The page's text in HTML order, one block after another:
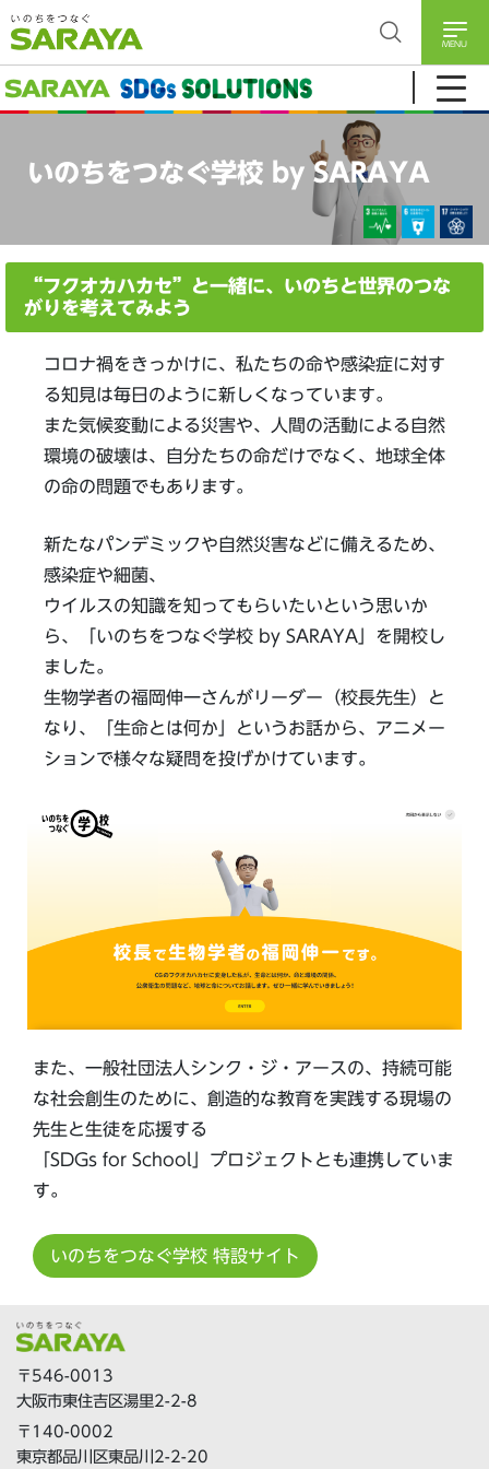
MENU
いのちをつなぐ学校 by SARAYA
“フクオカハカセ”と一緒に、いのちと世界のつな
がりを考えてみよう
コロナ禍をきっかけに、私たちの命や感染症に対す
る知見は毎日のように新しくなっています。
また気候変動による災害や、人間の活動による自然
環境の破壊は、自分たちの命だけでなく、地球全体
の命の問題でもあります。
新たなパンデミックや自然災害などに備えるため、
感染症や細菌、
ウイルスの知識を知ってもらいたいという思いか
ら、「いのちをつなぐ学校 by SARAYA」を開校し
ました。
生物学者の福岡伸一さんがリーダー（校長先生）と
なり、「生命とは何か」というお話から、アニメー
ションで様々な疑問を投げかけています。
また、一般社団法人シンク・ジ・アースの、持続可能
な社会創生のために、創造的な教育を実践する現場の
先生と生徒を応援する
「SDGs for School」プロジェクトとも連携していま
す。
いのちをつなぐ学校 特設サイト
〒546-0013
大阪市東住吉区湯里2-2-8
〒140-0002
東京都品川区東品川2-2-20